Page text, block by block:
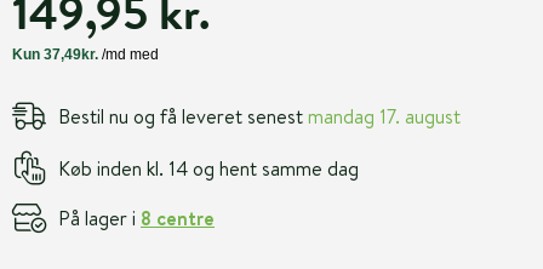
Bestil nu og få leveret senestmandag 17. august
Køb inden kl. 14 og hent samme dag
På lager i 8 centre